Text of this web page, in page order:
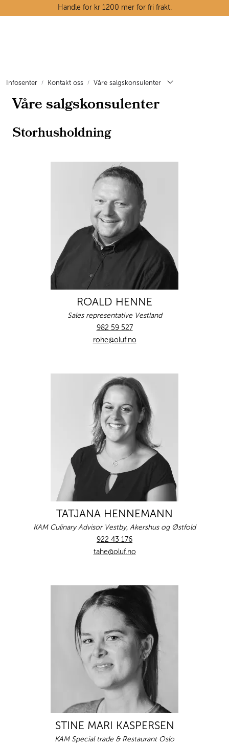
Skip to main contentHandle for kr 1200 mer for fri frakt.
Infosenter Kontakt oss Våre salgskonsulenter
Våre salgskonsulenter
Storhusholdning
ROALD HENNE
Sales representative Vestland
982 59 527
rohe@oluf.no
TATJANA HENNEMANN
KAM Culinary Advisor Vestby, Akershus og Østfold
922 43 176
tahe@oluf.no
STINE MARI KASPERSEN
KAM Special trade & Restaurant Oslo
Tørrvarehylla
Grøntavdelingen